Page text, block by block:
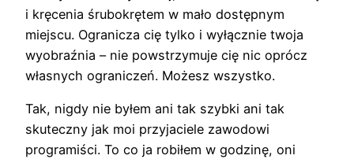
i kręcenia śrubokrętem w mało dostępnym
miejscu. Ogranicza cię tylko i wyłącznie twoja
wyobraźnia – nie powstrzymuje cię nic oprócz
własnych ograniczeń. Możesz wszystko.
Tak, nigdy nie byłem ani tak szybki ani tak
skuteczny jak moi przyjaciele zawodowi
programiści. To co ja robiłem w godzinę, oni